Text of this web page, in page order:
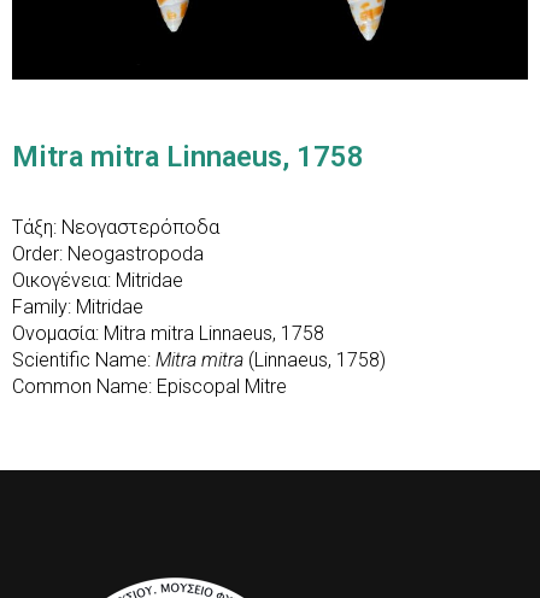
Mitra mitra Linnaeus, 1758
Τάξη: Νεογαστερόποδα
Order: Neogastropoda
Οικογένεια: Mitridae
Family: Mitridae
Ονομασία: Mitra mitra Linnaeus, 1758
Scientific Name: Mitra mitra (Linnaeus, 1758)
Common Name: Episcopal Mitre